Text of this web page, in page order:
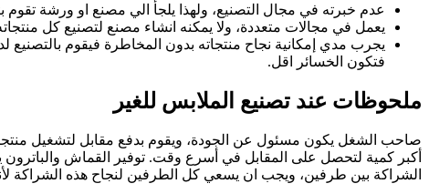
عدم خبرته في مجال التصنيع، ولهذا يلجأ الي مصنع او ورشة تقوم
يعمل في مجالات متعددة، ولا يمكنه انشاء مصنع لتصنيع كل
يجرب مدي إمكانية نجاح منتجاته بدون المخاطرة فيقوم بالتصنيع
فتكون الخسائر اقل.
ملحوظات عند تصنيع الملابس للغير
صاحب الشغل يكون مسئول عن الجودة، ويقوم بدفع مقابل لتشغيل منتجاته
أكبر كمية لتحصل على المقابل في أسرع وقت. توفير القماش والباترون
الشراكة بين طرفين، ويجب ان يسعي كل الطرفين لنجاح هذه الشراكة